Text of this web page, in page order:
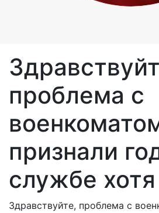
проблема с
признали
службе хотя
Здравствуйте, проблема с